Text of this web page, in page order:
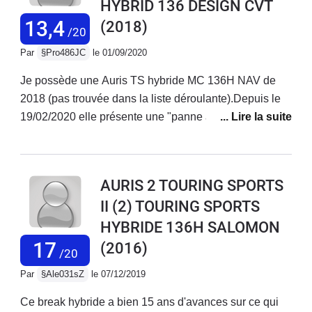
l'AURIS Touring Sport Hybride, je ne peux qu'apprécier
le confort et le côté pratique de cette dernière. Un bon
équipement et un look agréable. Une des meilleurs
voitures que j'ai pu avoir depuis 1973 (11 voitures et 1
500 000 km parcourus).
13,4/20
HYBRID 136 DESIGN CVT
(2018)
Par §Pro486JC le 01/09/2020
Je possède une Auris TS hybride MC 136H NAV de
2018 (pas trouvée dans la liste déroulante).Depuis le
19/02/2020 elle présente une "panne aléatoire" avec le
vitesses". Impossible alors de faire avancer ou reculer
réparation : changement du système de changement
de vitesses... Même panne 9 jours après. 2ème
remorquage chez le concessionnaire. Je suis privé de
ma voiture du 9 mars jusqu'au 23 juillet avec près de
900km en plus au compteur liés aux essais du garage
!!! Un technicien de Paris descendu dans le Midi avait
trouvé la cause : problème de connectique. Une
17 /20
AURIS 2 TOURING SPORTS
II (2) TOURING SPORTS
HYBRIDE 136H SALOMON
(2016)
Par §Ale031sZ le 07/12/2019
Ce break hybride a bien 15 ans d'avances sur ce qui